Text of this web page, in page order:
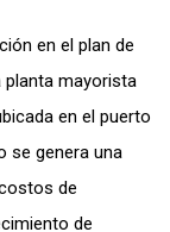
en el plan de
planta mayorista
en el puerto
se genera una
de
de